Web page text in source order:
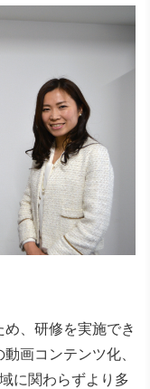
、研修を実施でき
画コンテンツ化、
に関わらずより多